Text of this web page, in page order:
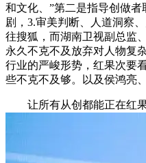
和文化、”第二是指导创做
剧，3.审美判断、人道洞察
往搜狐，而湖南卫视副总监
永久不克不及放弃对人物复
行业的严峻形势，红果次要
些不克不及够。以及侯鸿亮
让所有从创都能正在红果